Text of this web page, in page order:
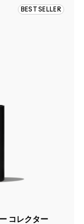
BEST SELLER
コレクター